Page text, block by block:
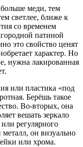
меди, тем
светлее, ближе к
со временем
патиной
это свойство ценят
характер. Но
нужна лакированная
или пластика «под
Берёшь такое
Во-вторых, она
вешать зеркало
регулярного
он визуально
или хрома.